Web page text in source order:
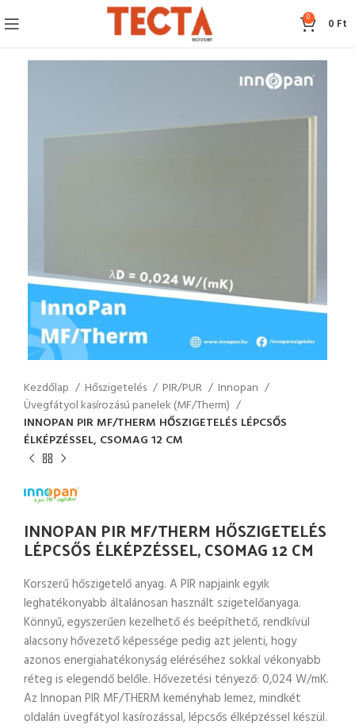
0 0 Ft
Kezdőlap Hőszigetelés PIR/PUR
Innopan
Üvegfátyol kasírozású panelek (MF/Therm)
INNOPAN PIR MF/THERM HŐSZIGETELÉS LÉPCSŐS
ÉLKÉPZÉSSEL, CSOMAG 12 CM
INNOPAN PIR MF/THERM HŐSZIGETELÉS
LÉPCSŐS ÉLKÉPZÉSSEL, CSOMAG 12 CM
Korszerű hőszigetelő anyag. A PIR napjaink egyik
leghatékonyabb általánosan használt szigetelőanyaga.
Könnyű, egyszerűen kezelhető és beépíthető, rendkívül
alacsony hővezető képessége pedig azt jelenti, hogy
azonos energiahatékonyság eléréséhez sokkal vékonyabb
réteg is elegendő belőle. Hővezetési tényező: 0,024 W/mK.
Az Innopan PIR MF/THERM keményhab lemez, mindkét
oldalán üvegfátyol kasírozással, lépcsős élképzéssel készül.